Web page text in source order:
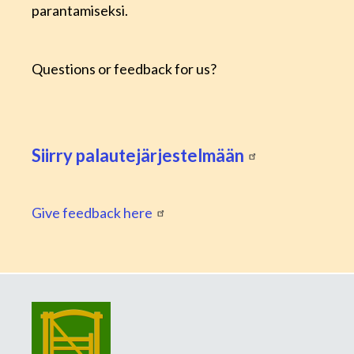
parantamiseksi.
Questions or feedback for us?
Siirry palautejärjestelmään
Give feedback here